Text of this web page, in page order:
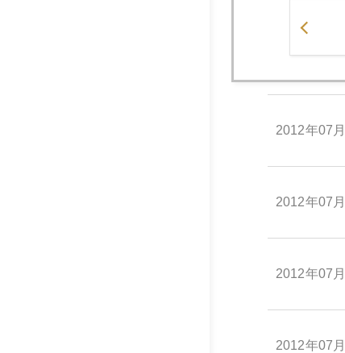
2012年07
2012年07
2012年07
2012年07
2012年07